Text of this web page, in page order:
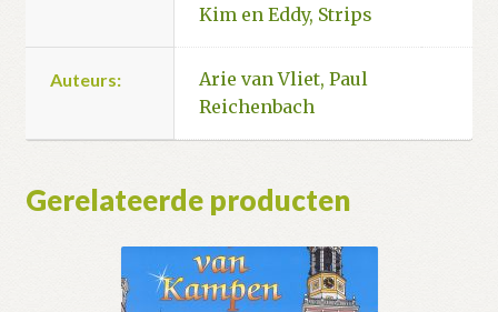
Kim en Eddy, Strips
Auteurs: Arie van Vliet,Paul
Reichenbach
Gerelateerde producten